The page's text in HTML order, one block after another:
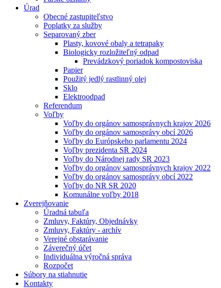
Úrad
Obecné zastupiteľstvo
Poplatky za služby
Separovaný zber
Plasty, kovové obaly a tetrapaky
Biologicky rozložiteľný odpad
Prevádzkový poriadok kompostoviska
Papier
Použitý jedlý rastlinný olej
Sklo
Elektroodpad
Referendum
Voľby
Voľby do orgánov samosprávnych krajov 2026
Voľby do orgánov samosprávy obcí 2026
Voľby do Európskeho parlamentu 2024
Voľby prezidenta SR 2024
Voľby do Národnej rady SR 2023
Voľby do orgánov samosprávnych krajov 2022
Voľby do orgánov samosprávy obcí 2022
Voľby do NR SR 2020
Komunálne voľby 2018
Zverejňovanie
Úradná tabuľa
Zmluvy, Faktúry, Objednávky
Zmluvy, Faktúry - archív
Verejné obstarávanie
Záverečný účet
Individuálna výročná správa
Rozpočet
Súbory na stiahnutie
Kontakty